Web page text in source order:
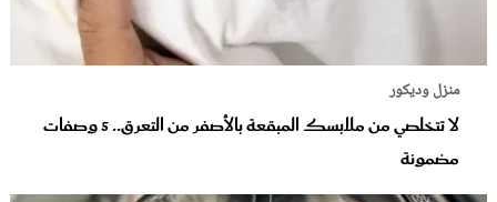
منزل وديكور
لا تتخلصي من ملابسك المبقعة بالأصفر من التعرق.. 5 وصفات
مضمونة